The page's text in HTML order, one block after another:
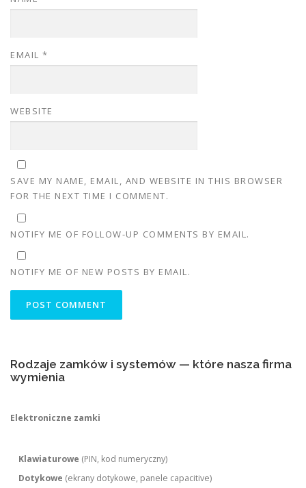
EMAIL *
WEBSITE
SAVE MY NAME, EMAIL, AND WEBSITE IN THIS BROWSER
FOR THE NEXT TIME I COMMENT.
NOTIFY ME OF FOLLOW-UP COMMENTS BY EMAIL.
NOTIFY ME OF NEW POSTS BY EMAIL.
Rodzaje zamków i systemów — które nasza firma
wymienia
Elektroniczne zamki
Klawiaturowe (PIN, kod numeryczny)
Dotykowe (ekrany dotykowe, panele capacitive)